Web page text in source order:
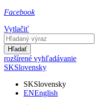
Facebook
Vytlačiť
Hľadať
rozšírené vyhľadávanie
SKSlovensky
SKSlovensky
ENEnglish